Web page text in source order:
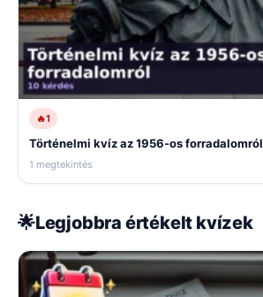
🔥1
Történelmi kvíz az 1956-os forradalomról
1 megtekintés
🌟Legjobbra értékelt kvízek